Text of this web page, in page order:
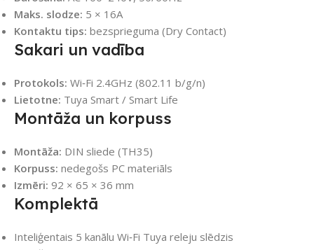
Maks. slodze: 5 × 16A
Kontaktu tips: bezsprieguma (Dry Contact)
Sakari un vadība
Protokols: Wi‑Fi 2.4GHz (802.11 b/g/n)
Lietotne: Tuya Smart / Smart Life
Montāža un korpuss
Montāža: DIN sliede (TH35)
Korpuss: nedegošs PC materiāls
Izmēri: 92 × 65 × 36 mm
Komplektā
Inteliģentais 5 kanālu Wi‑Fi Tuya releju slēdzis